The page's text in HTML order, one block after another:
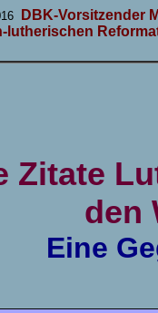
DBK-Vorsitzender
lutherischen
Zitate
den
Eine